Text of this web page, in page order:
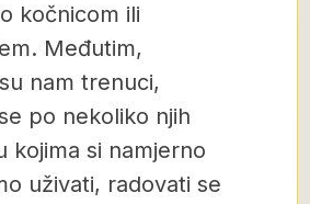
kočnicom ili
Međutim,
nam trenuci,
po nekoliko njih
kojima si namjerno
uživati, radovati se